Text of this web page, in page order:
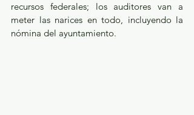
recursos federales; los auditores van a
meter las narices en todo, incluyendo la
nómina del ayuntamiento.